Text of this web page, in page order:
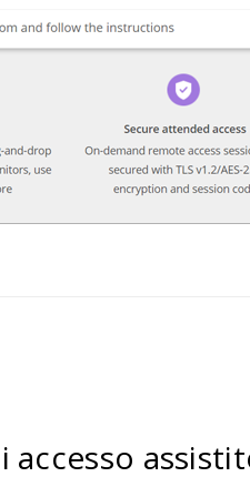
accesso